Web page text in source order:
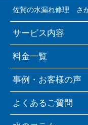
佐賀の水漏れ修理 さ
サービス内容
料金一覧
事例・お客様の声
よくあるご質問